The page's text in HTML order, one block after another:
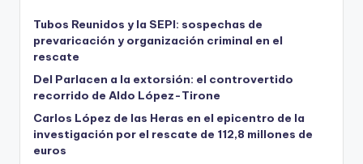
Tubos Reunidos y la SEPI: sospechas de
prevaricación y organización criminal en el
rescate
Del Parlacen a la extorsión: el controvertido
recorrido de Aldo López-Tirone
Carlos López de las Heras en el epicentro de la
investigación por el rescate de 112,8 millones de
euros